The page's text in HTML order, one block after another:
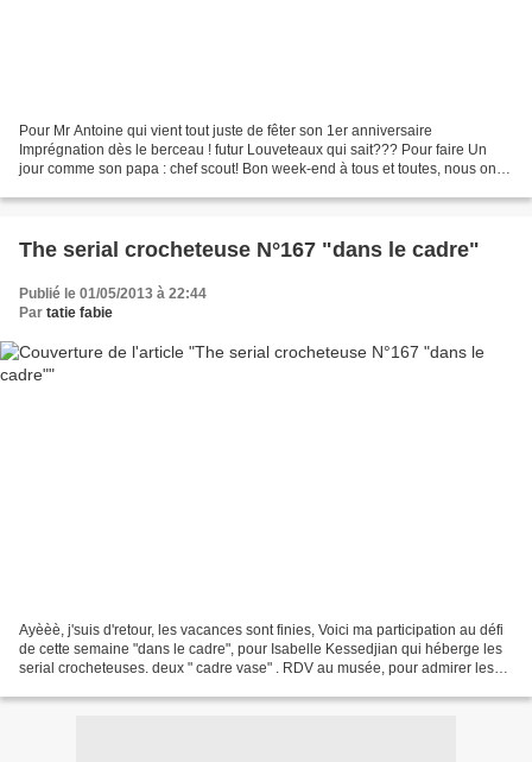
Pour Mr Antoine qui vient tout juste de fêter son 1er anniversaire
Imprégnation dès le berceau ! futur Louveteaux qui sait??? Pour faire Un
jour comme son papa : chef scout! Bon week-end à tous et toutes, nous on
The serial crocheteuse N°167 "dans le cadre"
Publié le 01/05/2013 à 22:44
Par tatie fabie
Ayèèè, j'suis d'retour, les vacances sont finies, Voici ma participation au défi
de cette semaine "dans le cadre", pour Isabelle Kessedjian qui héberge les
serial crocheteuses. deux " cadre vase" . RDV au musée, pour admirer les